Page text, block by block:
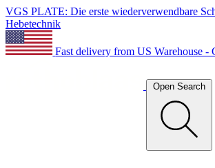
VGS PLATE: Die erste wiederverwendbare
Hebetechnik
Fast delivery from US Warehouse -
Open Search